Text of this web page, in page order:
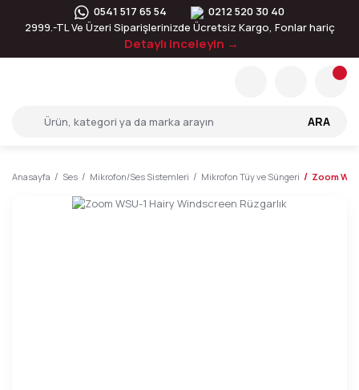
0541 517 65 54
0212 520 30 40
2999.-TL Ve Üzeri Siparişlerinizde Ücretsiz Kargo, Fonlar hariç
Detaylı inceleyin →
ARA
Anasayfa Ses Mikrofon/Ses Sistemleri Mikrofon Tüy ve Süngeri Zoom